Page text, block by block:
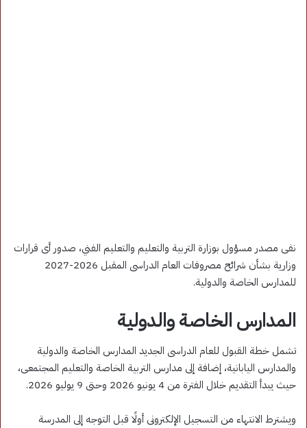
نفى مصدر مسؤول بوزارة التربية والتعليم والتعليم الفني، صدور أى قرارات
وزارية بشأن شرائح مصروفات العام الدراسى المقبل 2026-2027
للمدارس الخاصة والدولية.
المدارس الخاصة والدولية
تشمل خطة القبول للعام الدراسى الجديد المدارس الخاصة والدولية
والمدارس اليابانية، إضافة إلى مدارس التربية الخاصة والتعليم المجتمعى،
حيث يبدأ التقديم خلال الفترة من 4 يونيو 2026 وحتى 9 يوليو 2026.
ويشترط الانتهاء من التسجيل الإلكترونى أولًا قبل التوجه إلى المدرسة